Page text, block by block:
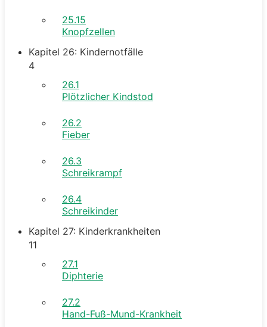
25.15
Knopfzellen
Kapitel 26: Kindernotfälle
4
26.1
Plötzlicher Kindstod
26.2
Fieber
26.3
Schreikrampf
26.4
Schreikinder
Kapitel 27: Kinderkrankheiten
11
27.1
Diphterie
27.2
Hand-Fuß-Mund-Krankheit